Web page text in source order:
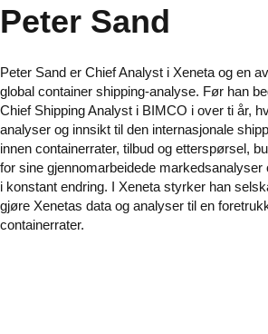
Peter Sand
Peter Sand er Chief Analyst i Xeneta og en
global container shipping-analyse. Før han
Chief Shipping Analyst i BIMCO i over ti år,
analyser og innsikt til den internasjonale
innen container­rater, tilbud og etterspørsel,
for sine gjennomarbeidede
i konstant endring. I Xeneta styrker han
gjøre Xenetas data og analyser til en
container­rater.